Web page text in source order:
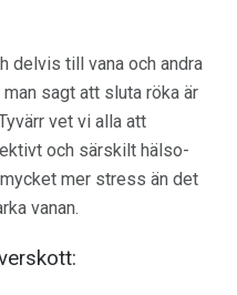
delvis till vana och andra
sagt att sluta röka är
vet vi alla att
och särskilt hälso-
mer stress än det
vanan.